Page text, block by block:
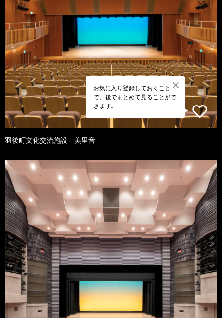
お気に入り登録しておくこと
で、後でまとめて見ることがで
きます。
羽後町文化交流施設 美里音